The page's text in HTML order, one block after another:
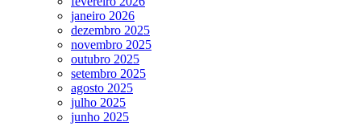
janeiro 2026
dezembro 2025
novembro 2025
outubro 2025
setembro 2025
agosto 2025
julho 2025
junho 2025